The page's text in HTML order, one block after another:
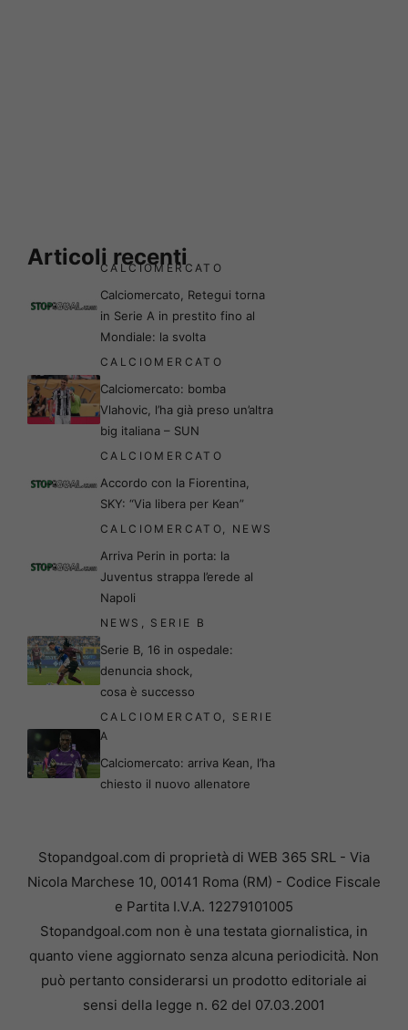
Articoli recenti
CALCIOMERCATO
Calciomercato, Retegui torna
in Serie A in prestito fino al
Mondiale: la svolta
CALCIOMERCATO
Calciomercato: bomba
Vlahovic, l’ha già preso un’altra
big italiana – SUN
CALCIOMERCATO
Accordo con la Fiorentina,
SKY: “Via libera per Kean”
CALCIOMERCATO, NEWS
Arriva Perin in porta: la
Juventus strappa l’erede al
Napoli
NEWS , SERIE B
Serie B, 16 in ospedale:
denuncia shock,
cosa è successo
CALCIOMERCATO, SERIE
A
Calciomercato: arriva Kean, l’ha
chiesto il nuovo allenatore
Stopandgoal.com di proprietà di WEB 365 SRL - Via
Nicola Marchese 10, 00141 Roma (RM) - Codice Fiscale
e Partita I.V.A. 12279101005
Stopandgoal.com non è una testata giornalistica, in
quanto viene aggiornato senza alcuna periodicità. Non
può pertanto considerarsi un prodotto editoriale ai
sensi della legge n. 62 del 07.03.2001